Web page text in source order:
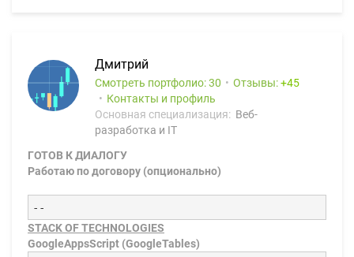
Дмитрий
Смотреть портфолио: 30 Отзывы:
45
Контакты и профиль
Основная специализация: Веб-
разработка и IT
ГОТОВ К ДИАЛОГУ
Работаю по договору (опционально)
--
STACK OF TECHNOLOGIES
GoogleAppsScript (GoogleTables)